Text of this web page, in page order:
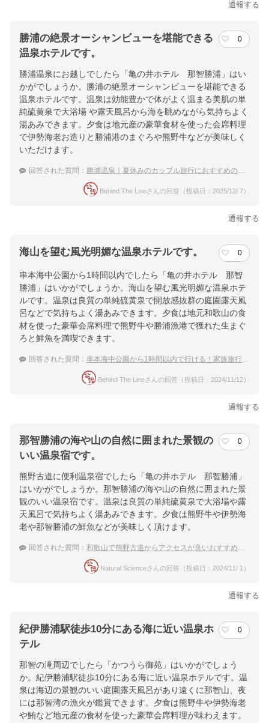
通報する
勝浦の絶景オーシャンビューを堪能できる
温泉ホテルです。
0
勝浦温泉にお越しでしたら「亀の井ホテル 那智勝浦」はい
かがでしょうか。勝浦の絶景オーシャンビューを堪能できる
温泉ホテルです。温泉は効能豊かで体がよく温まる美肌の単
純硫黄泉で大浴場 や露天風呂から海を眺めながら気持ちよく
湯あみできます。夕食は地元産の豪華食材を使った会席料理
で伊勢海老お造りと勝浦港のまぐろや熊野牛などが美味しく
いただけます。
回答された質問： 勝浦温泉｜夏休みのカップル旅行におすすめの宿は？
Behind The Lineさんの回答（投稿日：2025/12/ 7）
通報する
海山を望む風光明媚な温泉ホテルです。 0
串本海中公園から1時間以内でしたら「亀の井ホテル 那智
勝浦」はいかがでしょうか。海山を望む風光明媚な温泉ホテ
ルです。温泉は良質の単純硫黄泉で開放感抜群の庭園露天風
呂などで気持ちよく湯あみできます。夕食は地元和歌山の食
材を使った豪華会席料理で熊野牛や勝浦漁港で獲れた生まぐ
ろと鮮魚を満喫できます。
回答された質問： 串本海中公園から1時間以内で行ける！家族旅行におすすめの温泉宿は？
Behind The Lineさんの回答（投稿日：2024/11/12）
通報する
那智勝浦の海や山の自然に囲まれた景観の
いい温泉宿です。
0
熊野古道に便利温泉宿でしたら「亀の井ホテル 那智勝浦」
はいかがでしょうか。那智勝浦の海や山の自然に囲まれた景
観のいい温泉宿です。温泉は良質の単純硫黄泉で大浴場や露
天風呂で気持ちよく湯あみできます。夕食は熊野牛や伊勢海
老や那智勝浦の鮮魚などが美味しく頂けます。
回答された質問： 和歌山で熊野古道からアクセスが良いおすすめ温泉宿を教えてください。
Natural Scienceさんの回答（投稿日：2024/11/ 1）
通報する
紀伊勝浦駅徒歩10分にある海に近い温泉ホ
テル
0
那智の滝周辺でしたら「かつうら御苑」はいかがでしょう
か。紀伊勝浦駅徒歩10分にある海に近い温泉ホテルです。温
泉は海辺の景観のいい庭園露天風呂があり遠くに那智山、夜
には那智湾の漁火が鑑賞できます。夕食は熊野牛や伊勢海老
や鮪など地元産の食材を使った豪華会席料理が味わえます。